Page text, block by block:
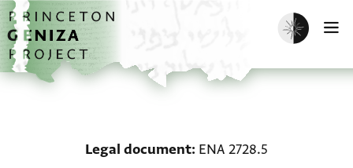
Skip to main content
home
Enable dark
Legal document ENA 2728.5